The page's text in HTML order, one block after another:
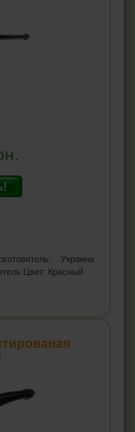
Украина
Цвет: Красный